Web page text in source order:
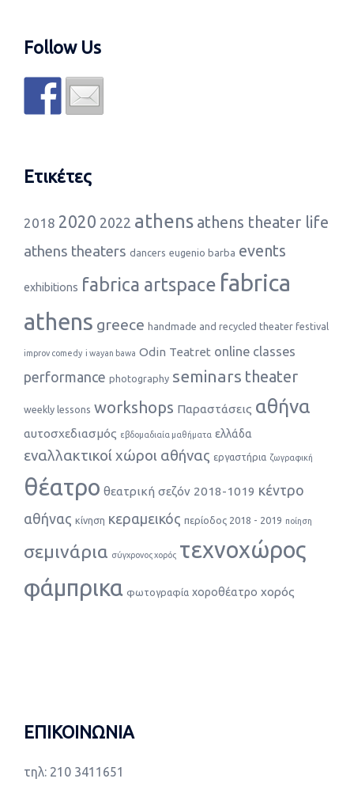
Follow Us
Ετικέτες
2018 2020 2022 athens athens theater life
athens theaters dancers eugenio barba events
exhibitions fabrica artspace fabrica
athens greece handmade and recycled theater festival
improv comedy i wayan bawa Odin Teatret online classes
performance photography seminars theater
weekly lessons workshops Παραστάσεις αθήνα
αυτοσχεδιασμός εβδομαδιαία μαθήματα ελλάδα
εναλλακτικοί χώροι αθήνας εργαστήρια ζωγραφική
θέατρο θεατρική σεζόν 2018-1019 κέντρο
αθήνας κίνηση κεραμεικός περίοδος 2018 - 2019 ποίηση
σεμινάρια σύγχρονος χορός τεχνοχώρος
φάμπρικα φωτογραφία χοροθέατρο χορός
ΕΠΙΚΟΙΝΩΝΙΑ
τηλ: 210 3411651